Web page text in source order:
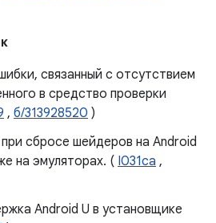
связанный с отсутствием
в средство проверки
, б/313928520 )
сбросе шейдеров на Android
на эмуляторах. ( I031ca ,
Android U в установщике